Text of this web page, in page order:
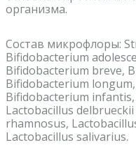
организма.
Состав микрофлоры:
Bifidobacterium
Bifidobacterium breve,
Bifidobacterium
Bifidobacterium
Lactobacillus
rhamnosus,
Lactobacillus salivarius.